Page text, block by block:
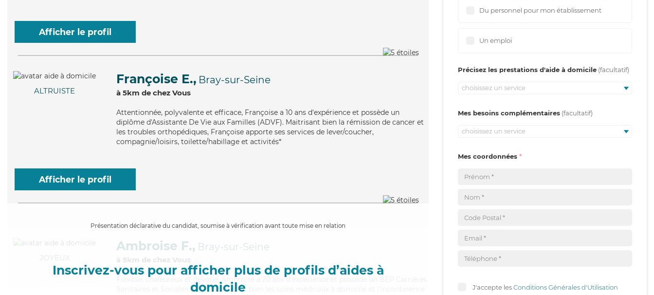
Afficher le profil
ALTRUISTE
Françoise E., Bray-sur-Seine
à 5km de chez Vous
Attentionnée, polyvalente et efficace, Françoise a 10 ans d'expérience et possède un
diplôme d'Assistante De Vie aux Familles (ADVF). Maitrisant bien la rémission de cancer et
les troubles orthopédiques, Françoise apporte ses services de lever/coucher,
compagnie/loisirs, toilette/habillage et activités*
Afficher le profil
Présentation déclarative du candidat, soumise à vérification avant toute mise en relation
Inscrivez-vous pour afficher plus de profils d’aides à
domicile
JOYEUX
Ambroise F., Bray-sur-Seine
à 5km de chez Vous
, chaleureux et dévoué, Ambroise a 20 ans d'expérience et possède un BEP Carrières
Sanitaires et Sociales (CSS). Maitrisant bien les soins médicaux à domicile et l'incontinence
Du personnel pour mon établissement
Un emploi
Précisez les prestations d'aide à domicile
choisissez un service
Mes besoins complémentaires
choisissez un service
Mes coordonnées
J'accepte lesConditions Générales d'Utilisation